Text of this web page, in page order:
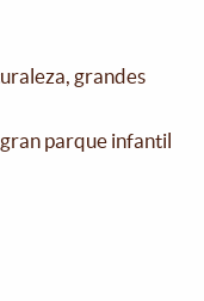
grandes
parque infantil